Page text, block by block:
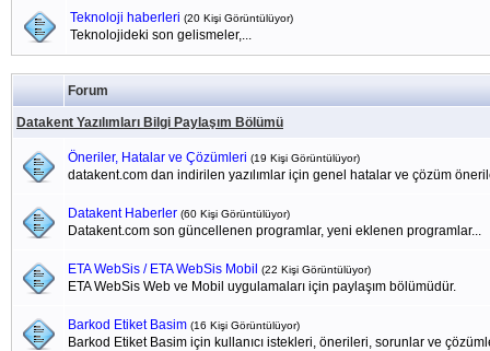
Teknoloji haberleri (20 Kişi Görüntülüyor)
Teknolojideki son gelismeler,...
Forum
Datakent Yazılımları Bilgi Paylaşım Bölümü
Öneriler, Hatalar ve Çözümleri (19 Kişi Görüntülüyor)
datakent.com dan indirilen yazılımlar için genel hatalar ve çözüm
Datakent Haberler (60 Kişi Görüntülüyor)
Datakent.com son güncellenen programlar, yeni eklenen programlar...
ETA WebSis / ETA WebSis Mobil (22 Kişi Görüntülüyor)
ETA WebSis Web ve Mobil uygulamaları için paylaşım bölümüdür.
Barkod Etiket Basim (16 Kişi Görüntülüyor)
Barkod Etiket Basim için kullanıcı istekleri, önerileri, sorunlar ve